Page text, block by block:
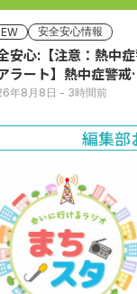
安全安心情報
安心:【注意：熱中
ラート】熱中症警戒
トが発表されていま
年8月8日 - 3時間前
編集部